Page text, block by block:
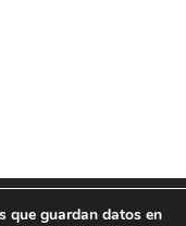
informáticos y
que guardan datos en